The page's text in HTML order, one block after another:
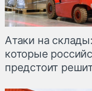
Атаки на
которые
предстоит